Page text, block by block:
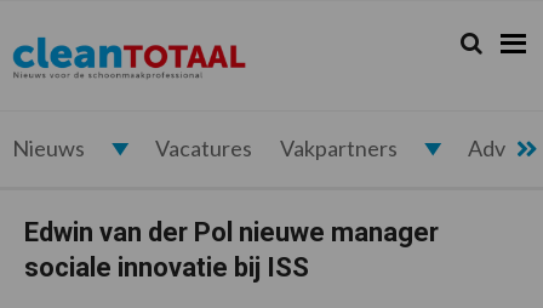
de
hoofdnavigatie
de
hoofd
de
eerste
de
voettekst
Cleantotaal.nl
Het
laatste
voor
schoonmaak
Zoeken...
Zoek
Nieuws Vacatures Vakpartners
Edwin van der Pol nieuwe manager
sociale innovatie bij ISS